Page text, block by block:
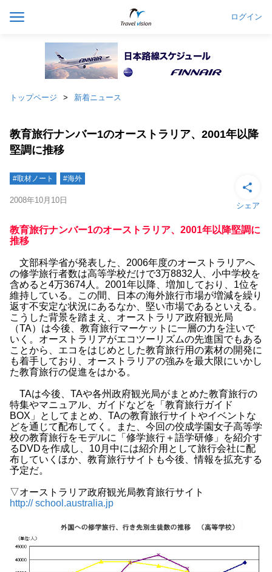
ログイン
トップページ 新着ニュース
教育旅行ナンバー1のオーストラリア、2001年以降
堅調に推移
#取材ノート #海外
2008年10月10日
シェア
教育旅行ナンバー1のオーストラリア、2001年以降堅調に
推移
文部科学省が発表した、2006年度のオーストラリアへ
の修学旅行者数は高等学校だけで3万8832人、小中学校を
含めると4万3674人。2001年以降、増加しており、1位を
維持している。この間、日本の海外旅行市場が増減を繰り
返す不安定な状況にあるなか、堅い市場であるといえる。
こうした背景を踏まえ、オーストラリア政府観光局
（TA）は今後、教育旅行マーケットに一層の力を注いで
いく。オーストラリアがエコツーリズムの先進国でもある
ことから、エコをはじめとした教育旅行用の素材の開発に
も着手しており、オーストラリアの強みを最大限にいかし
た教育旅行の促進をはかる。
TAは今後、TAや各州政府観光局がまとめた教育旅行の
特集やマニュアル、ガイドなどを「教育旅行ガイド
BOX」としてまとめ、TAの教育旅行サイトやイベントな
どを通じて配布してく。また、今回の佼成学園女子高等学
校の教育旅行をモデルに「修学旅行＋語学研修」を紹介す
るDVDを作成し、10月中には紹介用として旅行会社に配
布していくほか、教育旅行サイトも今後、情報を拡充する
予定だ。
▽オーストラリア政府観光局教育旅行サイト
http:// school.australia.jp